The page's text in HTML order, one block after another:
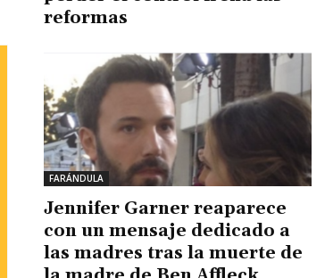
reformas
FARÁNDULA
Jennifer Garner reaparece
con un mensaje dedicado a
las madres tras la muerte de